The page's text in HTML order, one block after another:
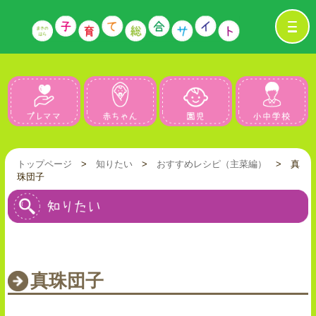
プレママ 赤ちゃん 園児
トップページ > 知りたい> おすすめレシピ（主菜編）
> 真
珠団子
真珠団子